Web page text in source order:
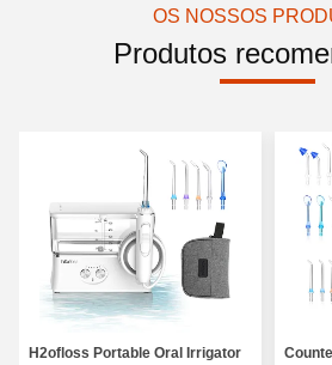
OS NOSSOS
Produtos
H2ofloss Portable Oral Irrigator